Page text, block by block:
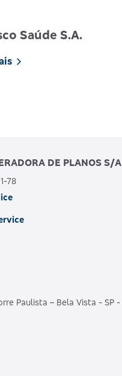
Saúde S.A.
DE PLANOS S/A
78
Paulista – Bela Vista - SP -